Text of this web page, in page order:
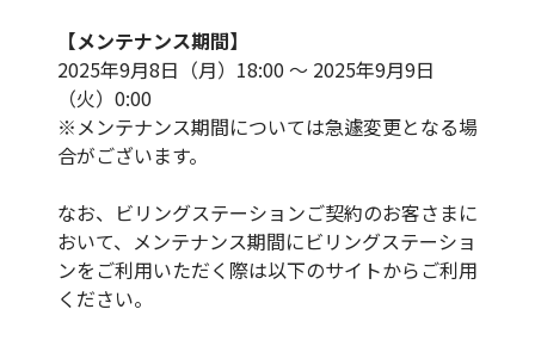
【メンテナンス期間】
2025年9月8日（月）18:00 ～ 2025年9月9日
（火）0:00
※メンテナンス期間については急遽変更となる場
合がございます。
なお、ビリングステーションご契約のお客さまに
おいて、メンテナンス期間にビリングステーショ
ンをご利用いただく際は以下のサイトからご利用
ください。